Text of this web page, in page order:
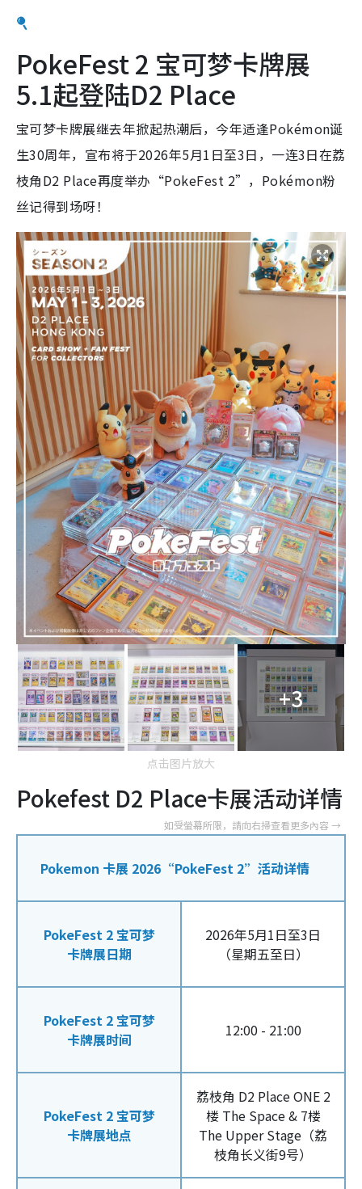
PokeFest 2 宝可梦卡牌展
5.1起登陆D2 Place
宝可梦卡牌展继去年掀起热潮后，今年适逢Pokémon诞
生30周年，宣布将于2026年5月1日至3日，一连3日在荔
枝角D2 Place再度举办“PokeFest 2”，Pokémon粉
丝记得到场呀！
+3
点击图片放大
Pokefest D2 Place卡展活动详情
Pokemon 卡展 2026“PokeFest 2”活动详情
PokeFest 2 宝可梦
卡牌展日期
2026年5月1日至3日
（星期五至日）
PokeFest 2 宝可梦
卡牌展时间
12:00 - 21:00
PokeFest 2 宝可梦
卡牌展地点
荔枝角 D2 Place ONE 2
楼 The Space & 7楼
The Upper Stage（荔
枝角长义街9号）